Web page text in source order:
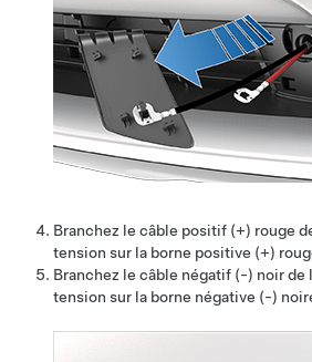
Branchez le câble positif (+) rouge
tension sur la borne positive (+)
Branchez le câble négatif (-) noir
tension sur la borne négative (-)